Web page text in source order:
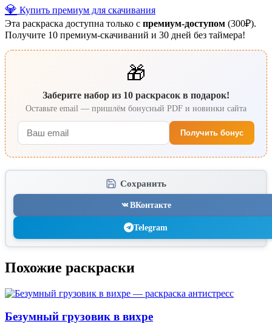
💎 Купить премиум для скачивания
Эта раскраска доступна только с премиум-доступом (300₽).
Получите 10 премиум-скачиваний и 30 дней без таймера!
🎁
Заберите набор из 10 раскрасок в подарок!
Оставьте email — пришлём бонусный PDF и новинки сайта
Получить бонус
Сохранить
ВКонтакте
Telegram
Похожие раскраски
Безумный грузовик в вихре